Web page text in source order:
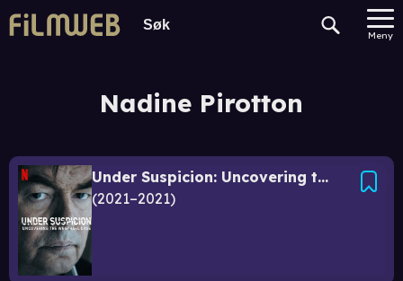
Meny
Nadine Pirotton
Under Suspicion: Uncovering the Wesphael Case
2021–2021